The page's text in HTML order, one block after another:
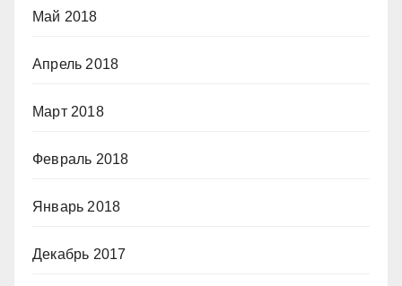
Май 2018
Апрель 2018
Март 2018
Февраль 2018
Январь 2018
Декабрь 2017